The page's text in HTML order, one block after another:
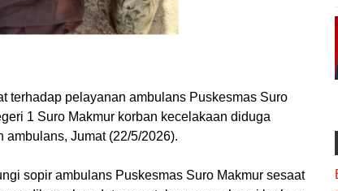
terhadap pelayanan ambulans Puskesmas Suro
1 Suro Makmur korban kecelakaan diduga
ambulans, Jumat (22/5/2026).
sopir ambulans Puskesmas Suro Makmur sesaat